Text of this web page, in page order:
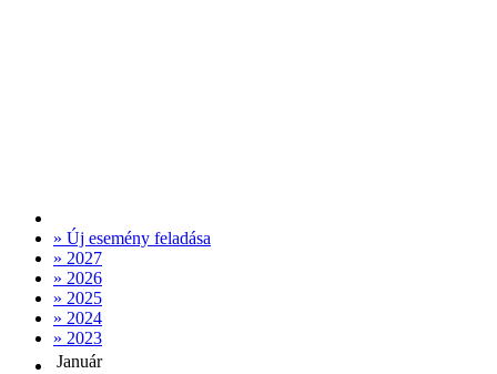
» Új esemény feladása
» 2027
» 2026
» 2025
» 2024
» 2023
Január